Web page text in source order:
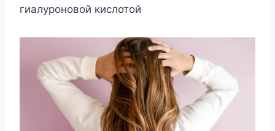
гиалуроновой кислотой